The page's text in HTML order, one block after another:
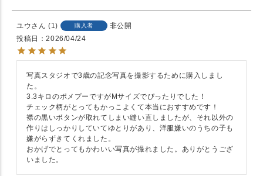
ユウ 1 購入者
非公開
投稿日
2026/04/24
写真スタジオで3歳の記念写真を撮影するために購入しまし
た。
3.3キロのポメプーですがMサイズでぴったりでした！
チェック柄がとってもかっこよくて本当におすすめです！
襟の黒いボタンが取れてしまい縫い直しましたが、それ以外の
作りはしっかりしていてゆとりがあり、洋服嫌いのうちの子も
嫌がらずきてくれました。
おかげでとってもかわいい写真が撮れました。ありがとうござ
いました。